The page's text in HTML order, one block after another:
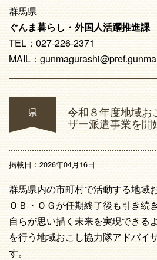
群馬県
ぐんま暮らし・外国人活躍推進課
TEL：027-226-2371
MAIL：
県 令和８年度地域お
ザー派遣事業を開
掲載日：2026年04月16日
群馬県内の市町村で活動する地域
ＯＢ・ＯＧが任期終了後も引き続
自らが思い描く未来を実現できる
を行う地域おこし協力隊アドバイ
す。